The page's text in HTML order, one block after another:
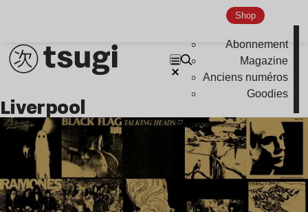
Shop
Abonnement
Magazine
Anciens numéros
Goodies
liverpool